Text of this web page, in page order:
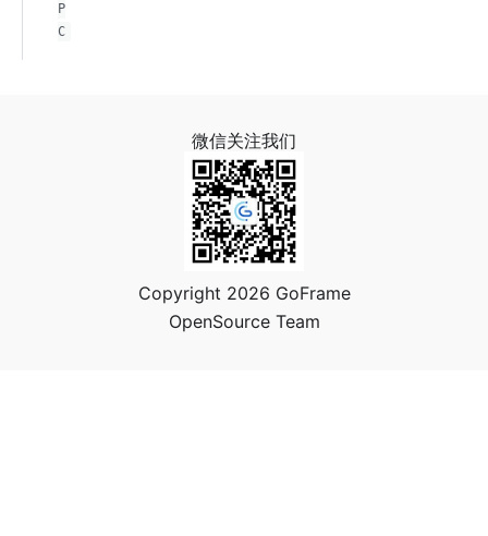
P
C
微信关注我们
Copyright 2026 GoFrame
OpenSource Team